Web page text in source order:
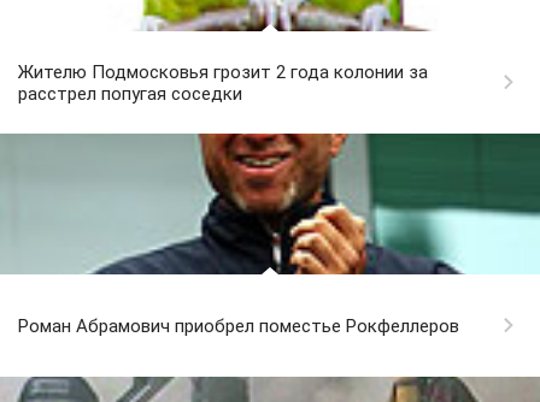
Жителю Подмосковья грозит 2 года колонии за
расстрел попугая соседки
Роман Абрамович приобрел поместье Рокфеллеров